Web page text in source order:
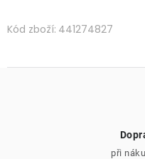
Kód zboží: 441274827
při